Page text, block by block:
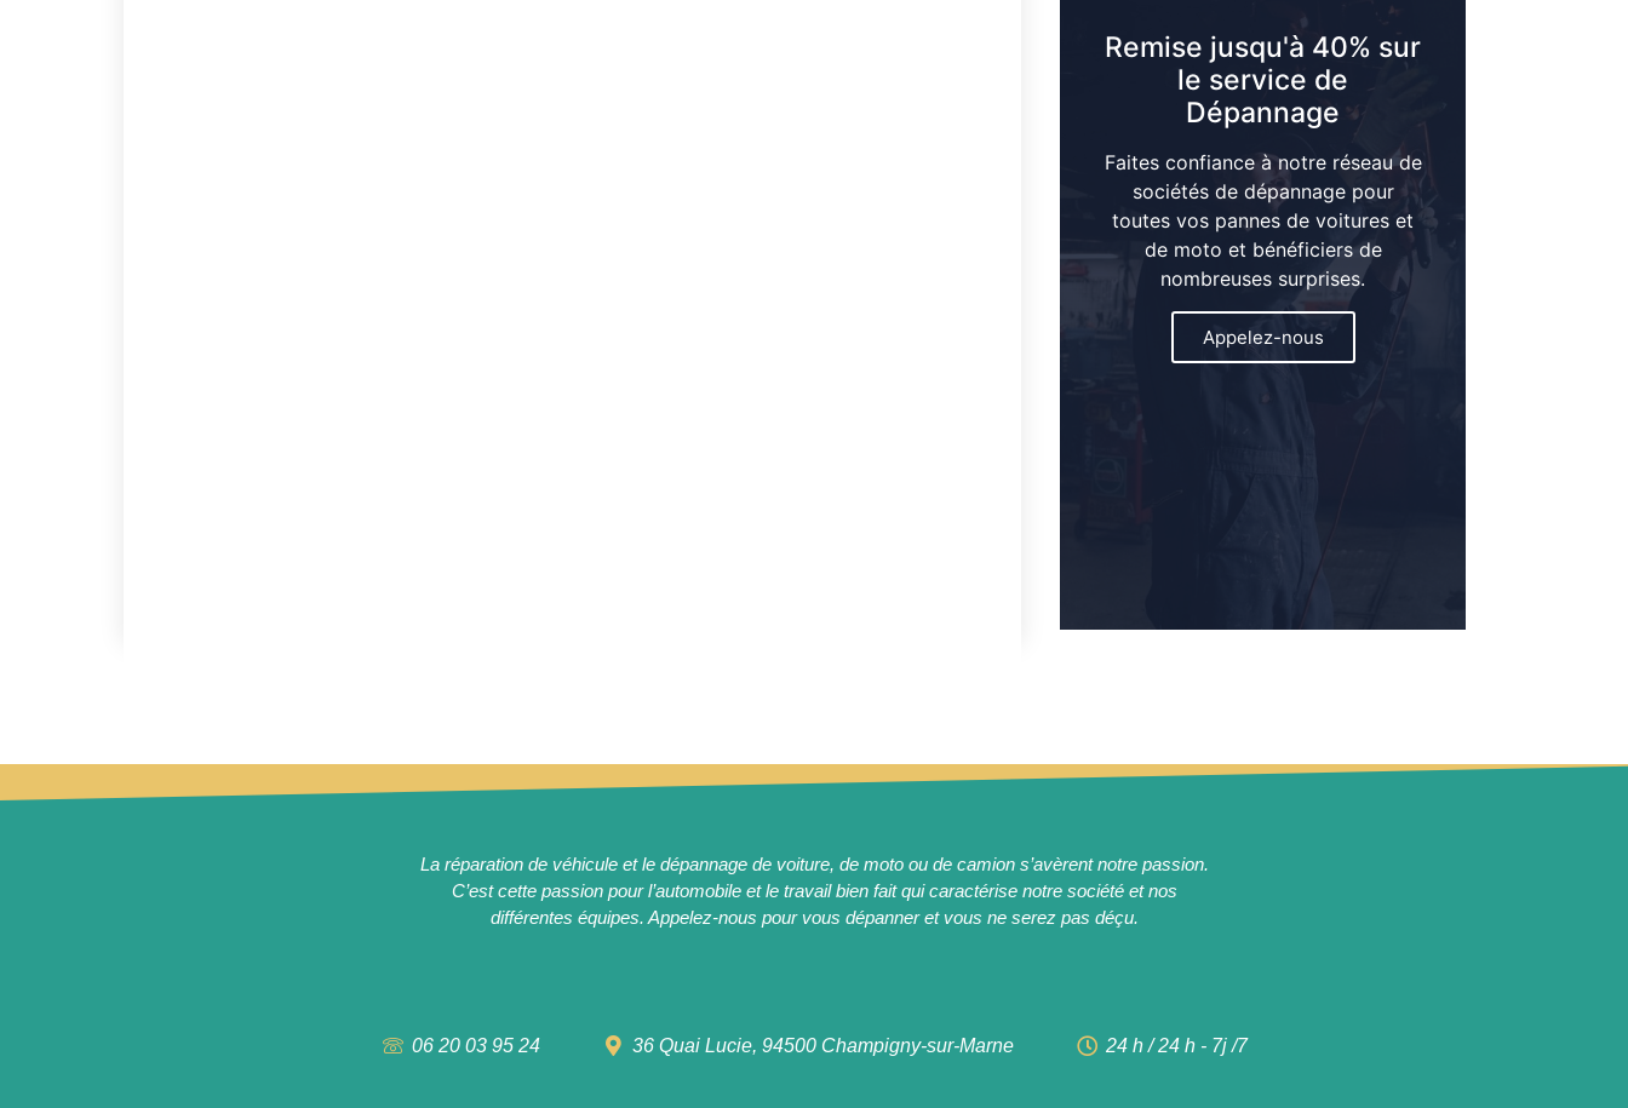
Remise jusqu'à 40% sur
le service de
Dépannage
Faites confiance à notre réseau de
sociétés de dépannage pour
toutes vos pannes de voitures et
de moto et bénéficiers de
nombreuses surprises.
Appelez-nous
La réparation de véhicule et le dépannage de voiture, de moto ou de camion s’avèrent notre passion.
C’est cette passion pour l’automobile et le travail bien fait qui caractérise notre société et nos
différentes équipes. Appelez-nous pour vous dépanner et vous ne serez pas déçu.
06 20 03 95 24 36 Quai Lucie, 94500 Champigny-sur-Marne 24 h / 24 h - 7j /7